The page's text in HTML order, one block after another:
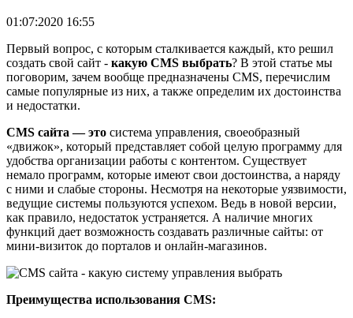
01:07:2020 16:55
Первый вопрос, с которым сталкивается каждый, кто решил
создать свой сайт - какую CMS выбрать? В этой статье мы
поговорим, зачем вообще предназначены CMS, перечислим
самые популярные из них, а также определим их достоинства
и недостатки.
CMS сайта — это система управления, своеобразный
«движок», который представляет собой целую программу для
удобства организации работы с контентом. Существует
немало программ, которые имеют свои достоинства, а наряду
с ними и слабые стороны. Несмотря на некоторые уязвимости,
ведущие системы пользуются успехом. Ведь в новой версии,
как правило, недостаток устраняется. А наличие многих
функций дает возможность создавать различные сайты: от
мини-визиток до порталов и онлайн-магазинов.
Преимущества использования CMS: